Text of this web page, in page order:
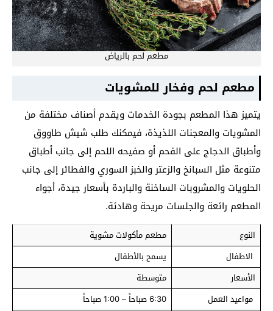
مطعم لحم بالرياض
مطعم لحم وفخار للمشويات
يتميز هذا المطعم بجودة الخدمات ويقدم أصناف مختلفة من
المشويات والمعجنات اللذيذة، فيمكنك طلب شيش طاووق
وأطباق الدجاج على الفحم أو صفيحه اللحم إلى جانب أطباق
متنوعة مثل السبانخ والزعتر والخبز السوري والفطائر إلى جانب
الحلويات والمشروبات الساخنة والباردة بأسعار جيدة، أجواء
المطعم رائعة والجلسات مريحة وهادئة.
النوع
مطعم مأكولات مشوية
الاطفال
يسمح بالأطفال
الأسعار
متوسطة
مواعيد العمل
6:30 صباحاً – 1:00 صباحاً